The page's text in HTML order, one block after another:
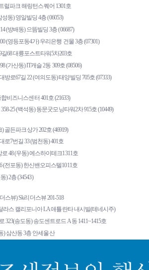
럴파크 해링턴스퀘어 1301호
동) 영일빌딩 4층 (06053)
(방배동) 으뜸빌딩 3층 (06687)
(영등포동4가) 우리은행 건물 3층 (07301)
68 대륭포스트타워5차203호
(가산동) IT캐슬 2동 309호 (08506)
로67길 22 (여의도동) 태양빌딩 705호 (07333)
비즈니스센터 401호 (21633)
25 (백석동) 동문굿모닝타워2차 915호 (10449)
골든파크상가 202호 (46919)
7번길 33 (범천동) 401호
48 (우동) 에스하이테크1311호
(전포동) 한신밴오피스텔1011호
) 2층 (34543)
스뷰) Sk리더스뷰 201-518
라스 캘리포니아 LA 애틀란타 내시빌(테네시주)
323(송도동) 송도센트로드 A동 1411~1415호
) 삼산동 3층 안세울산